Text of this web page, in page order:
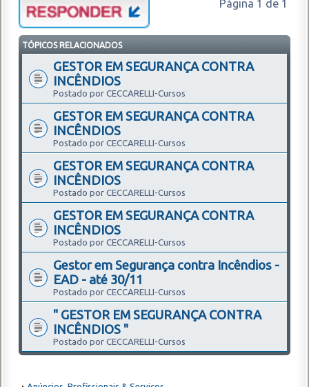
Página 1 de 1
TÓPICOS RELACIONADOS
GESTOR EM SEGURANÇA CONTRA
INCÊNDIOS
Postado por CECCARELLI-Cursos
GESTOR EM SEGURANÇA CONTRA
INCÊNDIOS
Postado por CECCARELLI-Cursos
GESTOR EM SEGURANÇA CONTRA
INCÊNDIOS
Postado por CECCARELLI-Cursos
GESTOR EM SEGURANÇA CONTRA
INCÊNDIOS
Postado por CECCARELLI-Cursos
Gestor em Segurança contra Incêndios -
EAD - até 30/11
Postado por CECCARELLI-Cursos
" GESTOR EM SEGURANÇA CONTRA
INCÊNDIOS "
Postado por CECCARELLI-Cursos